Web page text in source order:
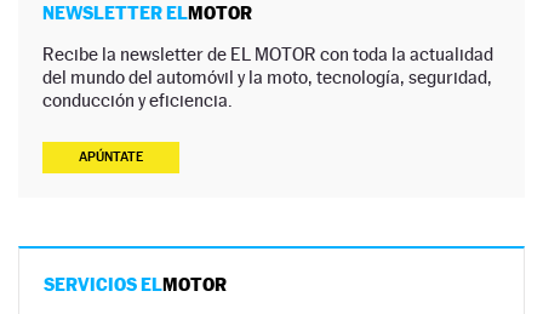
NEWSLETTER ELMOTOR
Recibe la newsletter de EL MOTOR con toda la actualidad
del mundo del automóvil y la moto, tecnología, seguridad,
conducción y eficiencia.
APÚNTATE
SERVICIOS ELMOTOR